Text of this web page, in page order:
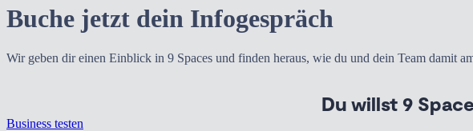
Buche jetzt dein Infogespräch
Wir geben dir einen Einblick in 9 Spaces und finden heraus, wie du und dein Team damit
Du willst 9
Business testen